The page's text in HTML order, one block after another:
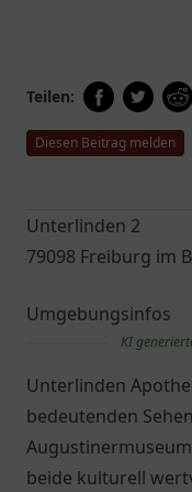
Teilen:
Diesen Beitrag melden
Unterlinden 2
79098 Freiburg im
Umgebungsinfos
KI
Unterlinden
bedeutenden
beide kulturell